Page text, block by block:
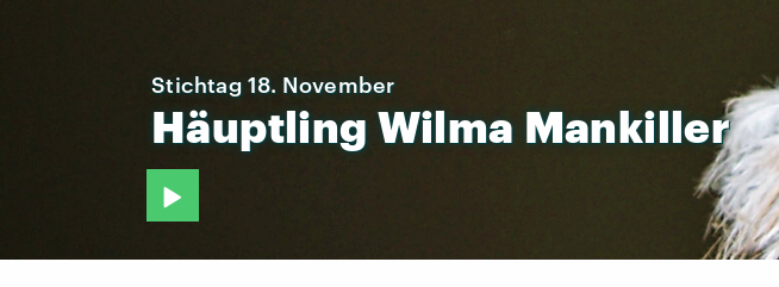
Stichtag 18. November
Häuptling Wilma Mankiller